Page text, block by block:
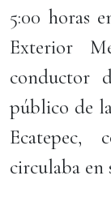
5:00 horas
Exterior
conductor
público de
Ecatepec,
circulaba